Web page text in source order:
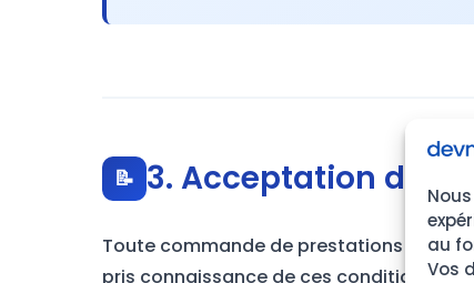
au
Vos
📝 3. Acceptation des
Toute commande de prestations
pris connaissance de ces conditions